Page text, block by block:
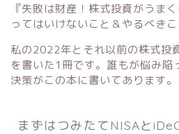
『失敗は財産！株式投資がうま
ってはいけないこと＆やるべきこ
私の2022年とそれ以前の株式投
を書いた1冊です。誰もが悩み陥
決策がこの本に書いてあります。
まずはつみたてNISAと